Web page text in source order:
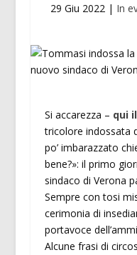
29 Giu 2022 | In
Si accarezza – qui
tricolore indossata
po’ imbarazzato
bene?»: il primo
sindaco di Verona
Sempre con tosi
cerimonia di
portavoce
Alcune frasi di